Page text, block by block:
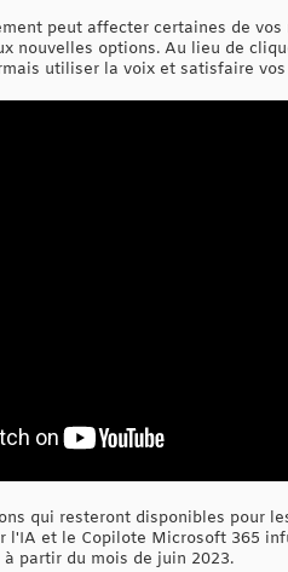
peut affecter certaines de
nouvelles options. Au lieu de
utiliser la voix et satisfaire
qui resteront disponibles pour
l'IA et le Copilote Microsoft 365
partir du mois de juin 2023.